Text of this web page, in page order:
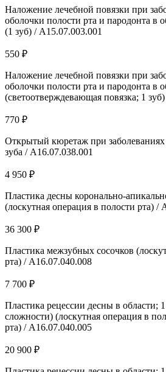
Наложение лечебной повязки при
оболочки полости рта и пародонта в
(1 зуб) / А15.07.003.001
550 ₽
Наложение лечебной повязки при
оболочки полости рта и пародонта в
(светоотверждевающая повязка; 1
770 ₽
Открытый кюретаж при заболеваниях
зуба / А16.07.038.001
4 950 ₽
Пластика десны коронально-
(лоскутная операция в полости рта) /
36 300 ₽
Пластика межзубных сосочков
рта) / А16.07.040.008
7 700 ₽
Пластика рецессии десны в области;
сложности) (лоскутная операция в
рта) / А16.07.040.005
20 900 ₽